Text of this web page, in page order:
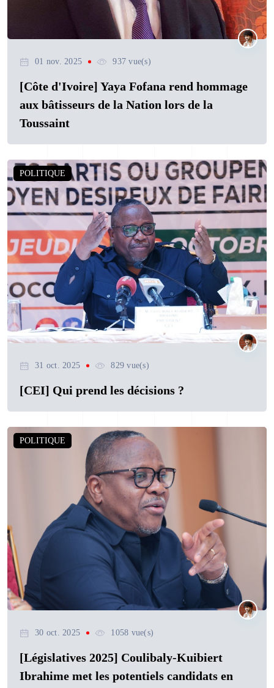
01 nov. 2025 937 vue(s)
[Côte d'Ivoire] Yaya Fofana rend hommage
aux bâtisseurs de la Nation lors de la
Toussaint
POLITIQUE
31 oct. 2025 829 vue(s)
[CEI] Qui prend les décisions ?
POLITIQUE
30 oct. 2025 1058 vue(s)
[Législatives 2025] Coulibaly-Kuibiert
Ibrahime met les potentiels candidats en